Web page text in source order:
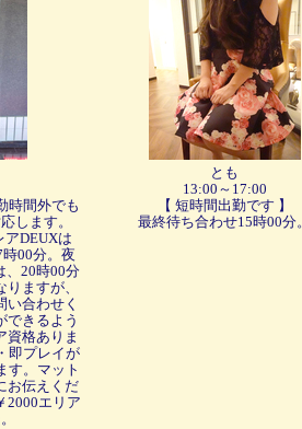
時間外でも
します。
アDEUXは
00分。夜
、20時00分
ますが、
い合わせく
できるよう
資格ありま
即プレイが
す。マット
お伝えくだ
2000エリア
とも
13:00～17:00
【 短時間出勤です 】
最終待ち合わせ15時00分